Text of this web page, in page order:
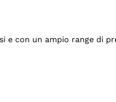
con un ampio range di